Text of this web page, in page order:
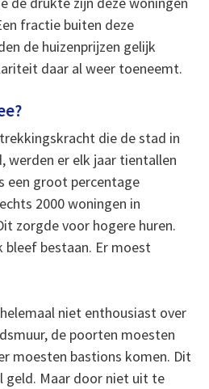
fractie buiten deze
de huizenprijzen gelijk
daar al weer toeneemt.
die de stad in
werden er elk jaar tientallen
een groot percentage
2000 woningen in
zorgde voor hogere huren.
bleef bestaan. Er moest
niet enthousiast over
de poorten moesten
moesten bastions komen. Dit
geld. Maar door niet uit te